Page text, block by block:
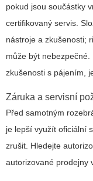
pokud jsou součástky
certifikovaný servis.
nástroje a zkušenosti;
může být
zkušenosti s pájením,
Záruka a servisní
Před samotným
je lepší využít oficiální
zrušit. Hledejte
autorizované prodejny